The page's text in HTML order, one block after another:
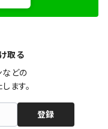
取る
などの
ます。
登録